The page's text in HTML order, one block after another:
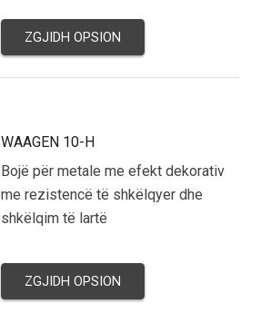
ZGJIDH OPSION
WAAGEN 10-H
Bojë për metale me efekt dekorativ
me rezistencë të shkëlqyer dhe
shkëlqim të lartë
ZGJIDH OPSION